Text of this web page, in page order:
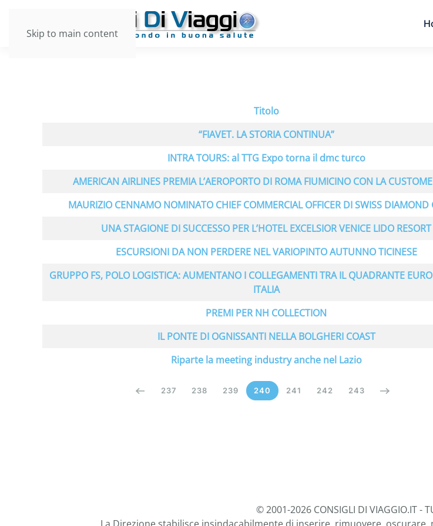
Skip to main content
Titolo
“FIAVET. LA STORIA CONTINUA”
INTRA TOURS: al TTG Expo torna il dmc turco
AMERICAN AIRLINES PREMIA L’AEROPORTO DI ROMA FIUMICINO CON LA
MAURIZIO CENNAMO NOMINATO CHIEF COMMERCIAL OFFICER DI SWISS DIAMOND
UNA STAGIONE DI SUCCESSO PER L’HOTEL EXCELSIOR VENICE LIDO RESORT
ESCURSIONI DA NON PERDERE NEL VARIOPINTO AUTUNNO TICINESE
GRUPPO FS, POLO LOGISTICA: AUMENTANO I COLLEGAMENTI TRA IL QUADRANTE
ITALIA
PREMI PER NH COLLECTION
IL PONTE DI OGNISSANTI NELLA BOLGHERI COAST
Riparte la meeting industry anche nel Lazio
237 238 239 240 241 242 243
© 2001-2026 CONSIGLI DI VIAGGIO.IT -